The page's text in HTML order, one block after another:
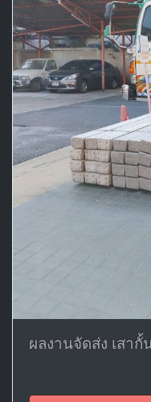
ผลงานจัดส่ง เสากั้